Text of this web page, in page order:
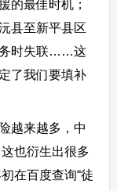
的最佳时机；
县至新平县区
务时失联……这
了我们要填补
越来越多，中
也衍生出很多
在百度查询“徒